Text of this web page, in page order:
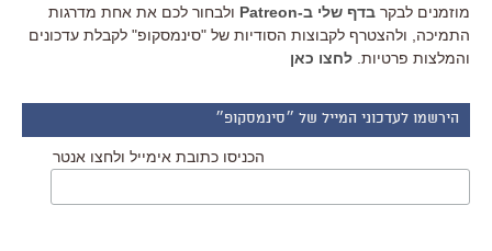
מוזמנים לבקר בדף שלי ב-Patreon
ולבחור לכם את אחת מדרגות
התמיכה, ולהצטרף לקבוצות הסודיות של "סינמסקופ" לקבלת עדכונים
והמלצות פרטיות. לחצו כאן
הירשמו לעדכוני המייל של ״סינמסקופ״
הכניסו כתובת אימייל ולחצו אנטר